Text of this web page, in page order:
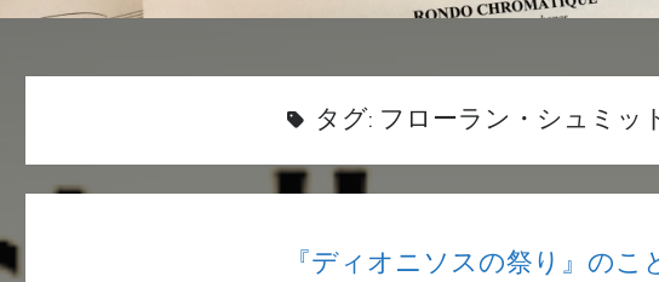
タグ: フローラン・シュミッ
『ディオニソスの祭り』のこ